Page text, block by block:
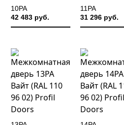
10PA
42 483 руб.
11PA
31 296 руб.